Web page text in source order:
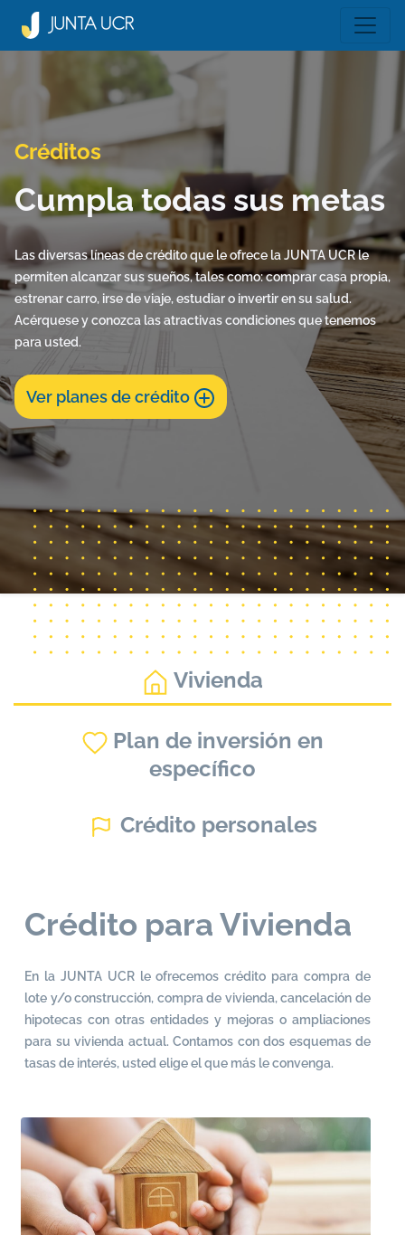
Créditos
Cumpla todas sus metas
Las diversas líneas de crédito que le ofrece la JUNTA UCR le
permiten alcanzar sus sueños, tales como: comprar casa propia,
estrenar carro, irse de viaje, estudiar o invertir en su salud.
Acérquese y conozca las atractivas condiciones que tenemos
para usted.
Ver planes de crédito
Vivienda
Plan de inversión en
específico
Crédito personales
Crédito para Vivienda
En la JUNTA UCR le ofrecemos crédito para compra de
lote y/o construcción, compra de vivienda, cancelación de
hipotecas con otras entidades y mejoras o ampliaciones
para su vivienda actual. Contamos con dos esquemas de
tasas de interés, usted elige el que más le convenga.